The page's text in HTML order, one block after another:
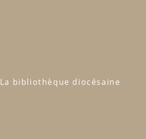
La bibliothèque diocésaine